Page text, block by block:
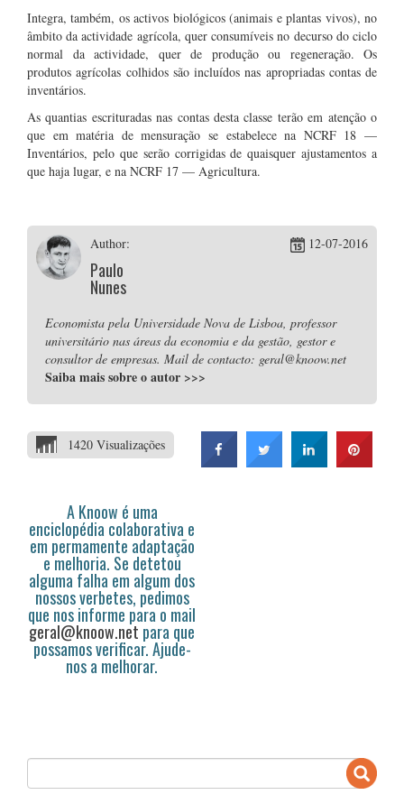
Integra, também, os activos biológicos (animais e plantas vivos), no
âmbito da actividade agrícola, quer consumíveis no decurso do ciclo
normal da actividade, quer de produção ou regeneração. Os
produtos agrícolas colhidos são incluídos nas apropriadas contas de
inventários.
As quantias escrituradas nas contas desta classe terão em atenção o
que em matéria de mensuração se estabelece na NCRF 18 —
Inventários, pelo que serão corrigidas de quaisquer ajustamentos a
que haja lugar, e na NCRF 17 — Agricultura.
Author:
Paulo
Nunes
12-07-2016
Economista pela Universidade Nova de Lisboa, professor
universitário nas áreas da economia e da gestão, gestor e
consultor de empresas. Mail de contacto: geral@knoow.net
Saiba mais sobre o autor >>>
1420 Visualizações
A Knoow é uma
enciclopédia colaborativa e
em permamente adaptação
e melhoria. Se detetou
alguma falha em algum dos
nossos verbetes, pedimos
que nos informe para o mail
geral@knoow.net para que
possamos verificar. Ajude-
nos a melhorar.